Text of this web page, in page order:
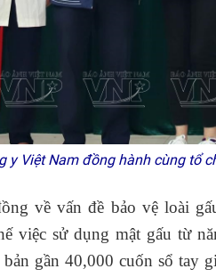
y Việt Nam đồng hành cùng tổ
về vấn đề bảo vệ loài
việc sử dụng mật gấu từ
gần 40,000 cuốn sổ tay